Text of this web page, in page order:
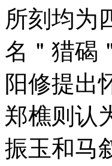
所刻均为
名＂猎碣
阳修提出
郑樵则认
振玉和马